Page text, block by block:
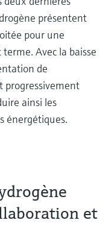
présentent
pour une
Avec la baisse
de
progressivement
ainsi les
énergétiques.
et